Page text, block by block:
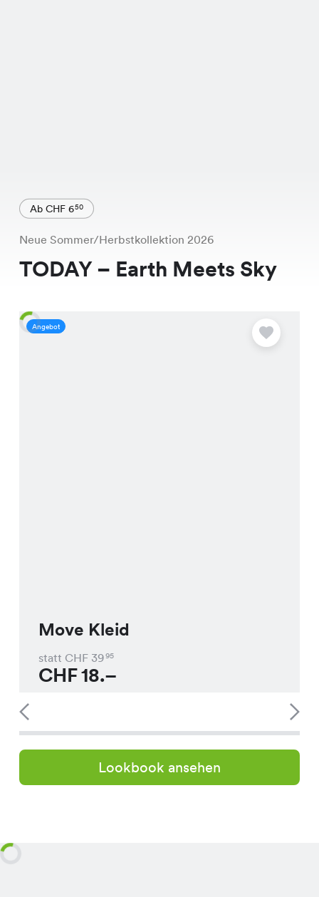
Ab CHF 650
Neue Sommer/Herbstkollektion 2026
TODAY – Earth Meets Sky
Angebot
Move Kleid
statt CHF 3995
CHF18.–
Lookbook ansehen